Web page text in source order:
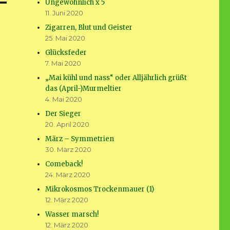
Ungewöhnlich x 5
11. Juni 2020
Zigarren, Blut und Geister
25. Mai 2020
Glücksfeder
7. Mai 2020
„Mai kühl und nass“ oder Alljährlich grüßt
das (April-)Murmeltier
4. Mai 2020
Der Sieger
20. April 2020
März – Symmetrien
30. März 2020
Comeback!
24. März 2020
Mikrokosmos Trockenmauer (1)
12. März 2020
Wasser marsch!
12. März 2020